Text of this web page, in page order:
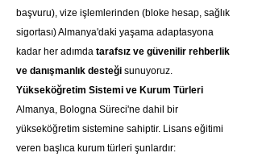
başvuru), vize işlemlerinden (bloke hesap, sağlık
sigortası) Almanya'daki yaşama adaptasyona
kadar her adımda tarafsız ve güvenilir rehberlik
ve danışmanlık desteği sunuyoruz.
Yükseköğretim Sistemi ve Kurum Türleri
Almanya, Bologna Süreci'ne dahil bir
yükseköğretim sistemine sahiptir. Lisans eğitimi
veren başlıca kurum türleri şunlardır: